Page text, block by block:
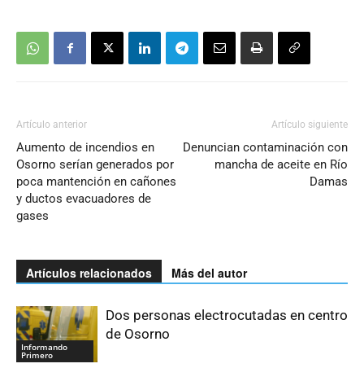
Artículo anterior
Aumento de incendios en
Osorno serían generados por
poca mantención en cañones
y ductos evacuadores de
gases
Artículo siguiente
Denuncian contaminación con
mancha de aceite en Río
Damas
Artículos relacionados Más del autor
Informando
Primero
Dos personas electrocutadas en centro
de Osorno